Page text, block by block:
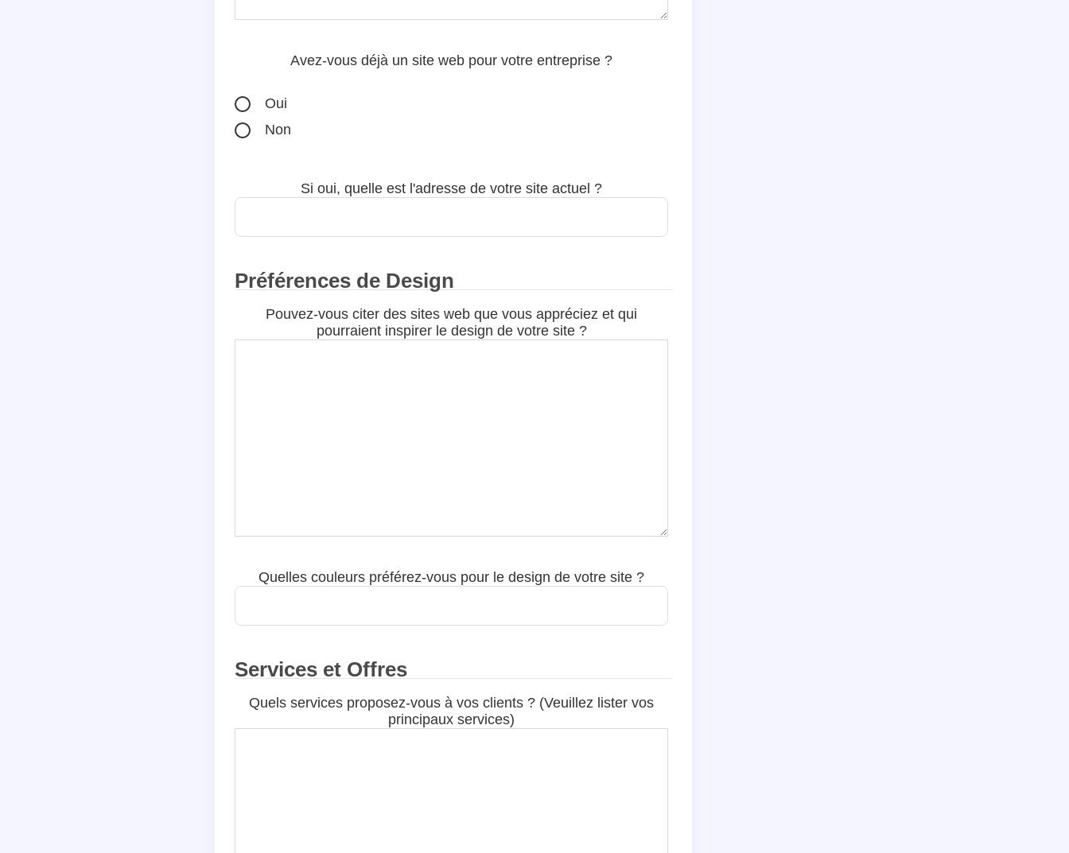
Avez-vous déjà un site web pour votre entreprise ?
Oui
Non
Si oui, quelle est l'adresse de votre site actuel ?
Préférences de Design
Pouvez-vous citer des sites web que vous appréciez et qui
pourraient inspirer le design de votre site ?
Quelles couleurs préférez-vous pour le design de votre site ?
Services et Offres
Quels services proposez-vous à vos clients ? (Veuillez lister vos
principaux services)